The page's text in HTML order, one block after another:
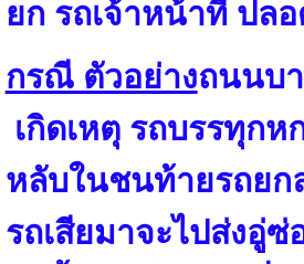
ยก รถเจ้าหน้าที่ ปล
กรณี ตัวอย่างถนนบ
เกิดเหตุ รถบรรทุกห
หลับในชนท้ายรถยก
รถเสียมาจะไปส่งอู่